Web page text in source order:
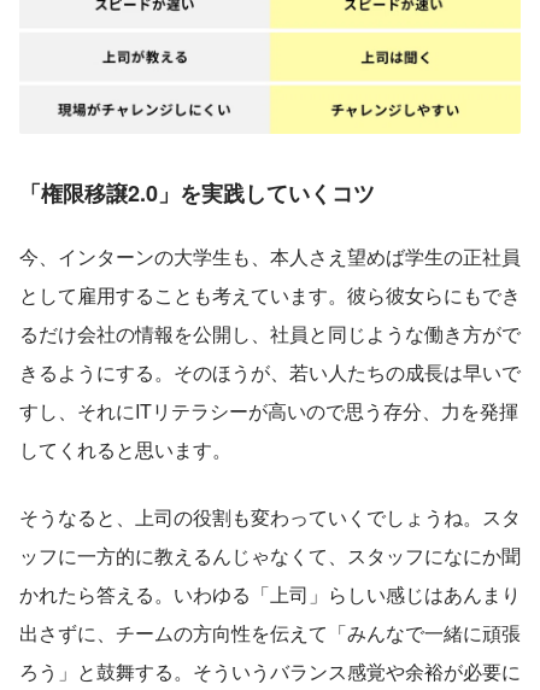
「権限移譲2.0」を実践していくコツ
今、インターンの大学生も、本人さえ望めば学生の正社員
として雇用することも考えています。彼ら彼女らにもでき
るだけ会社の情報を公開し、社員と同じような働き方がで
きるようにする。そのほうが、若い人たちの成長は早いで
すし、それにITリテラシーが高いので思う存分、力を発揮
してくれると思います。
そうなると、上司の役割も変わっていくでしょうね。スタ
ッフに一方的に教えるんじゃなくて、スタッフになにか聞
かれたら答える。いわゆる「上司」らしい感じはあんまり
出さずに、チームの方向性を伝えて「みんなで一緒に頑張
ろう」と鼓舞する。そういうバランス感覚や余裕が必要に